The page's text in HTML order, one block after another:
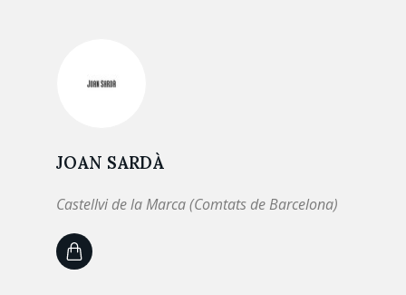
JOAN SARDÀ
Castellvi de la Marca (Comtats de Barcelona)